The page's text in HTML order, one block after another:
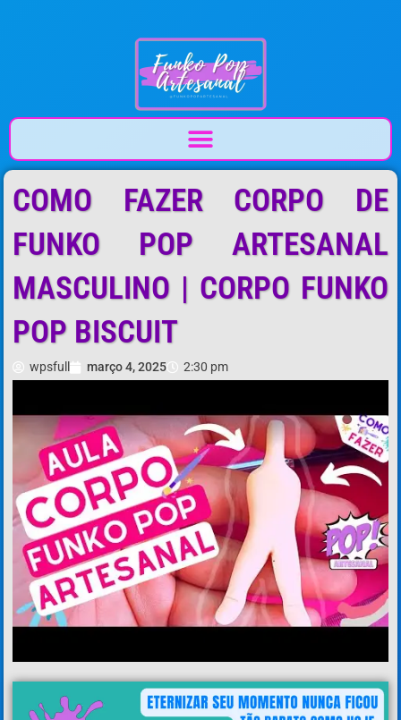
COMO FAZER CORPO DE
FUNKO POP ARTESANAL
MASCULINO | CORPO FUNKO
POP BISCUIT
wpsfull março 4, 2025 2:30 pm